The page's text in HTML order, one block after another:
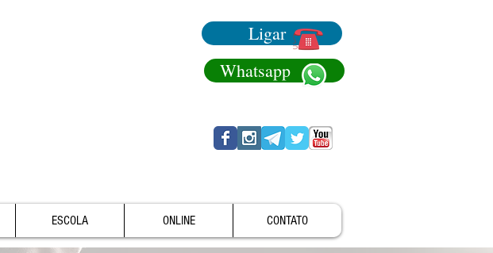
Ligar
Whatsapp
ESCOLA ONLINE CONTATO